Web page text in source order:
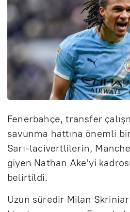
Fenerbahçe, transfer
savunma hattına önemli
Sarı-lacivertlilerin,
giyen Nathan Ake'yi
belirtildi.
Uzun süredir Milan